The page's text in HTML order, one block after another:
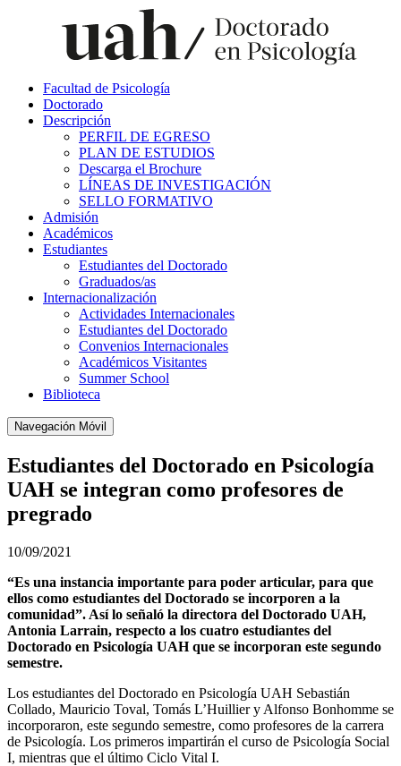
Facultad de Psicología
Doctorado
Descripción
PERFIL DE EGRESO
PLAN DE ESTUDIOS
Descarga el Brochure
LÍNEAS DE INVESTIGACIÓN
SELLO FORMATIVO
Admisión
Académicos
Estudiantes
Estudiantes del Doctorado
Graduados/as
Internacionalización
Actividades Internacionales
Estudiantes del Doctorado
Convenios Internacionales
Académicos Visitantes
Summer School
Biblioteca
Navegación Móvil
Estudiantes del Doctorado en Psicología
UAH se integran como profesores de
pregrado
10/09/2021
“Es una instancia importante para poder articular, para que
ellos como estudiantes del Doctorado se incorporen a la
comunidad”. Así lo señaló la directora del Doctorado UAH,
Antonia Larrain, respecto a los cuatro estudiantes del
Doctorado en Psicología UAH que se incorporan este segundo
semestre.
Los estudiantes del Doctorado en Psicología UAH Sebastián
Collado, Mauricio Toval, Tomás L’Huillier y Alfonso Bonhomme se
incorporaron, este segundo semestre, como profesores de la carrera
de Psicología. Los primeros impartirán el curso de Psicología Social
I, mientras que el último Ciclo Vital I.